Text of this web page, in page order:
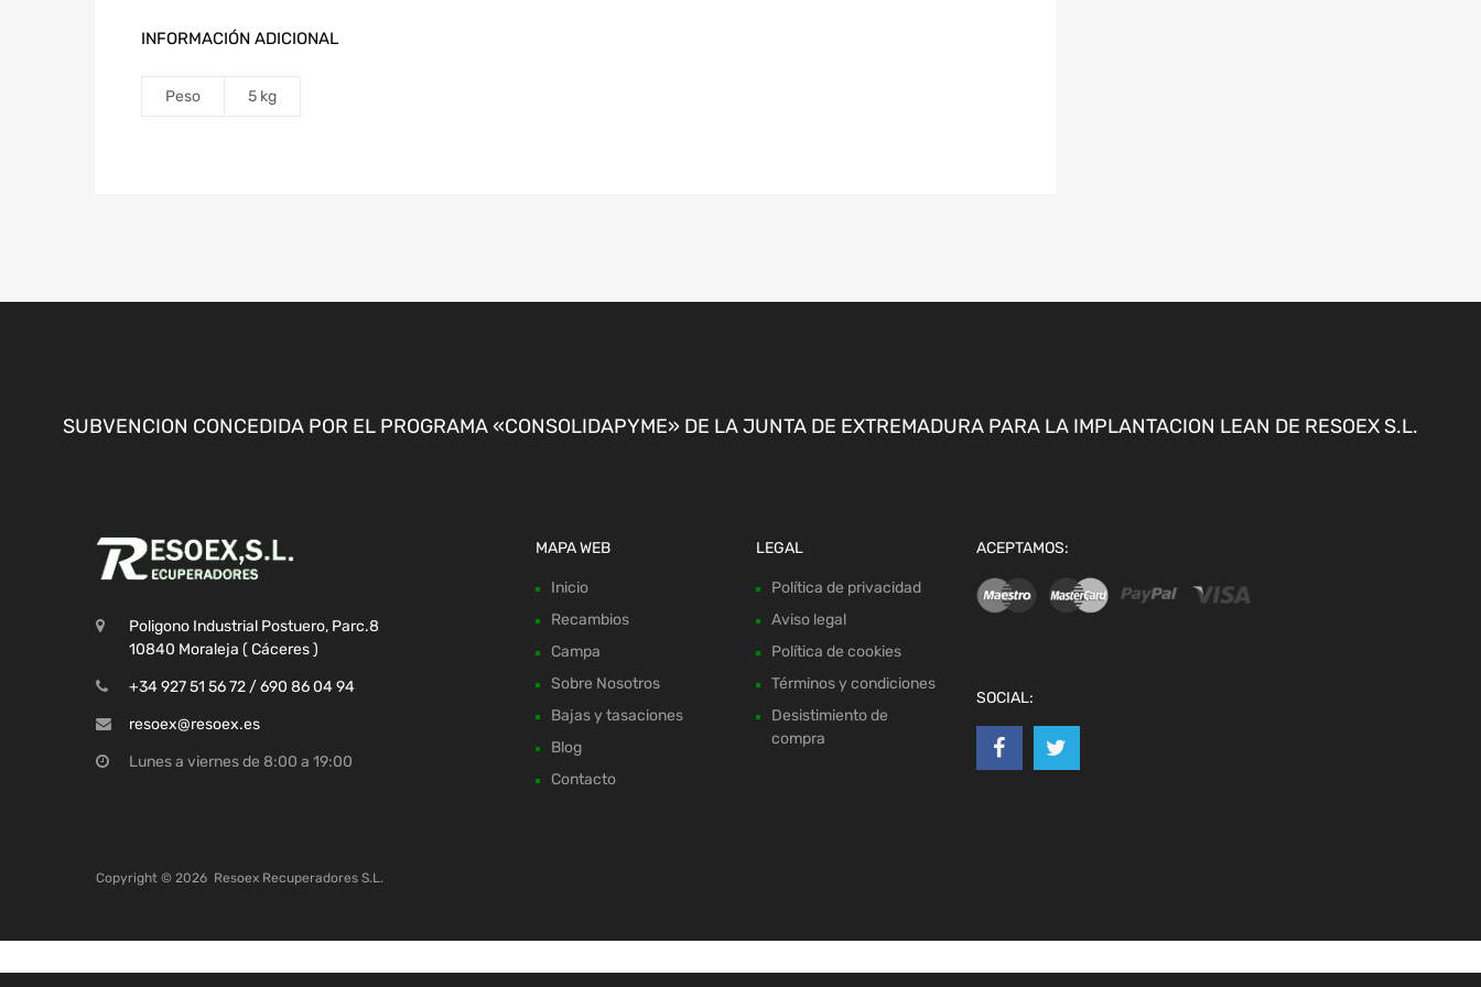
INFORMACIÓN ADICIONAL
Peso 5 kg
SUBVENCION CONCEDIDA POR EL PROGRAMA «CONSOLIDAPYME» DE LA JUNTA DE EXTREMADURA PARA LA IMPLANTACION LEAN DE RESOEX S.L.
Poligono Industrial Postuero, Parc.8
10840 Moraleja ( Cáceres )
+34 927 51 56 72 / 690 86 04 94
resoex@resoex.es
Lunes a viernes de 8:00 a 19:00
MAPA WEB
Inicio
Recambios
Campa
Sobre Nosotros
Bajas y tasaciones
Blog
Contacto
LEGAL
Política de privacidad
Aviso legal
Política de cookies
Términos y condiciones
Desistimiento de
compra
ACEPTAMOS:
SOCIAL:
Copyright © 2026 Resoex Recuperadores S.L.